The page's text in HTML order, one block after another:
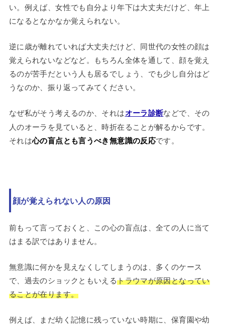
い。例えば、女性でも自分より年下は大丈夫だけど、年上
になるとなかなか覚えられない。
逆に歳が離れていれば大丈夫だけど、同世代の女性の顔は
覚えられないなどなど。もちろん全体を通して、顔を覚え
るのが苦手だという人も居るでしょう、でも少し自分はど
うなのか、振り返ってみてください。
なぜ私がそう考えるのか、それはオーラ診断などで、その
人のオーラを見ていると、時折在ることが解るからです。
それは心の盲点とも言うべき無意識の反応です。
顔が覚えられない人の原因
前もって言っておくと、この心の盲点は、全ての人に当て
はまる訳ではありません。
無意識に何かを見えなくしてしまうのは、多くのケース
で、過去のショックともいえるトラウマが原因となってい
ることが在ります。
例えば、まだ幼く記憶に残っていない時期に、保育園や幼